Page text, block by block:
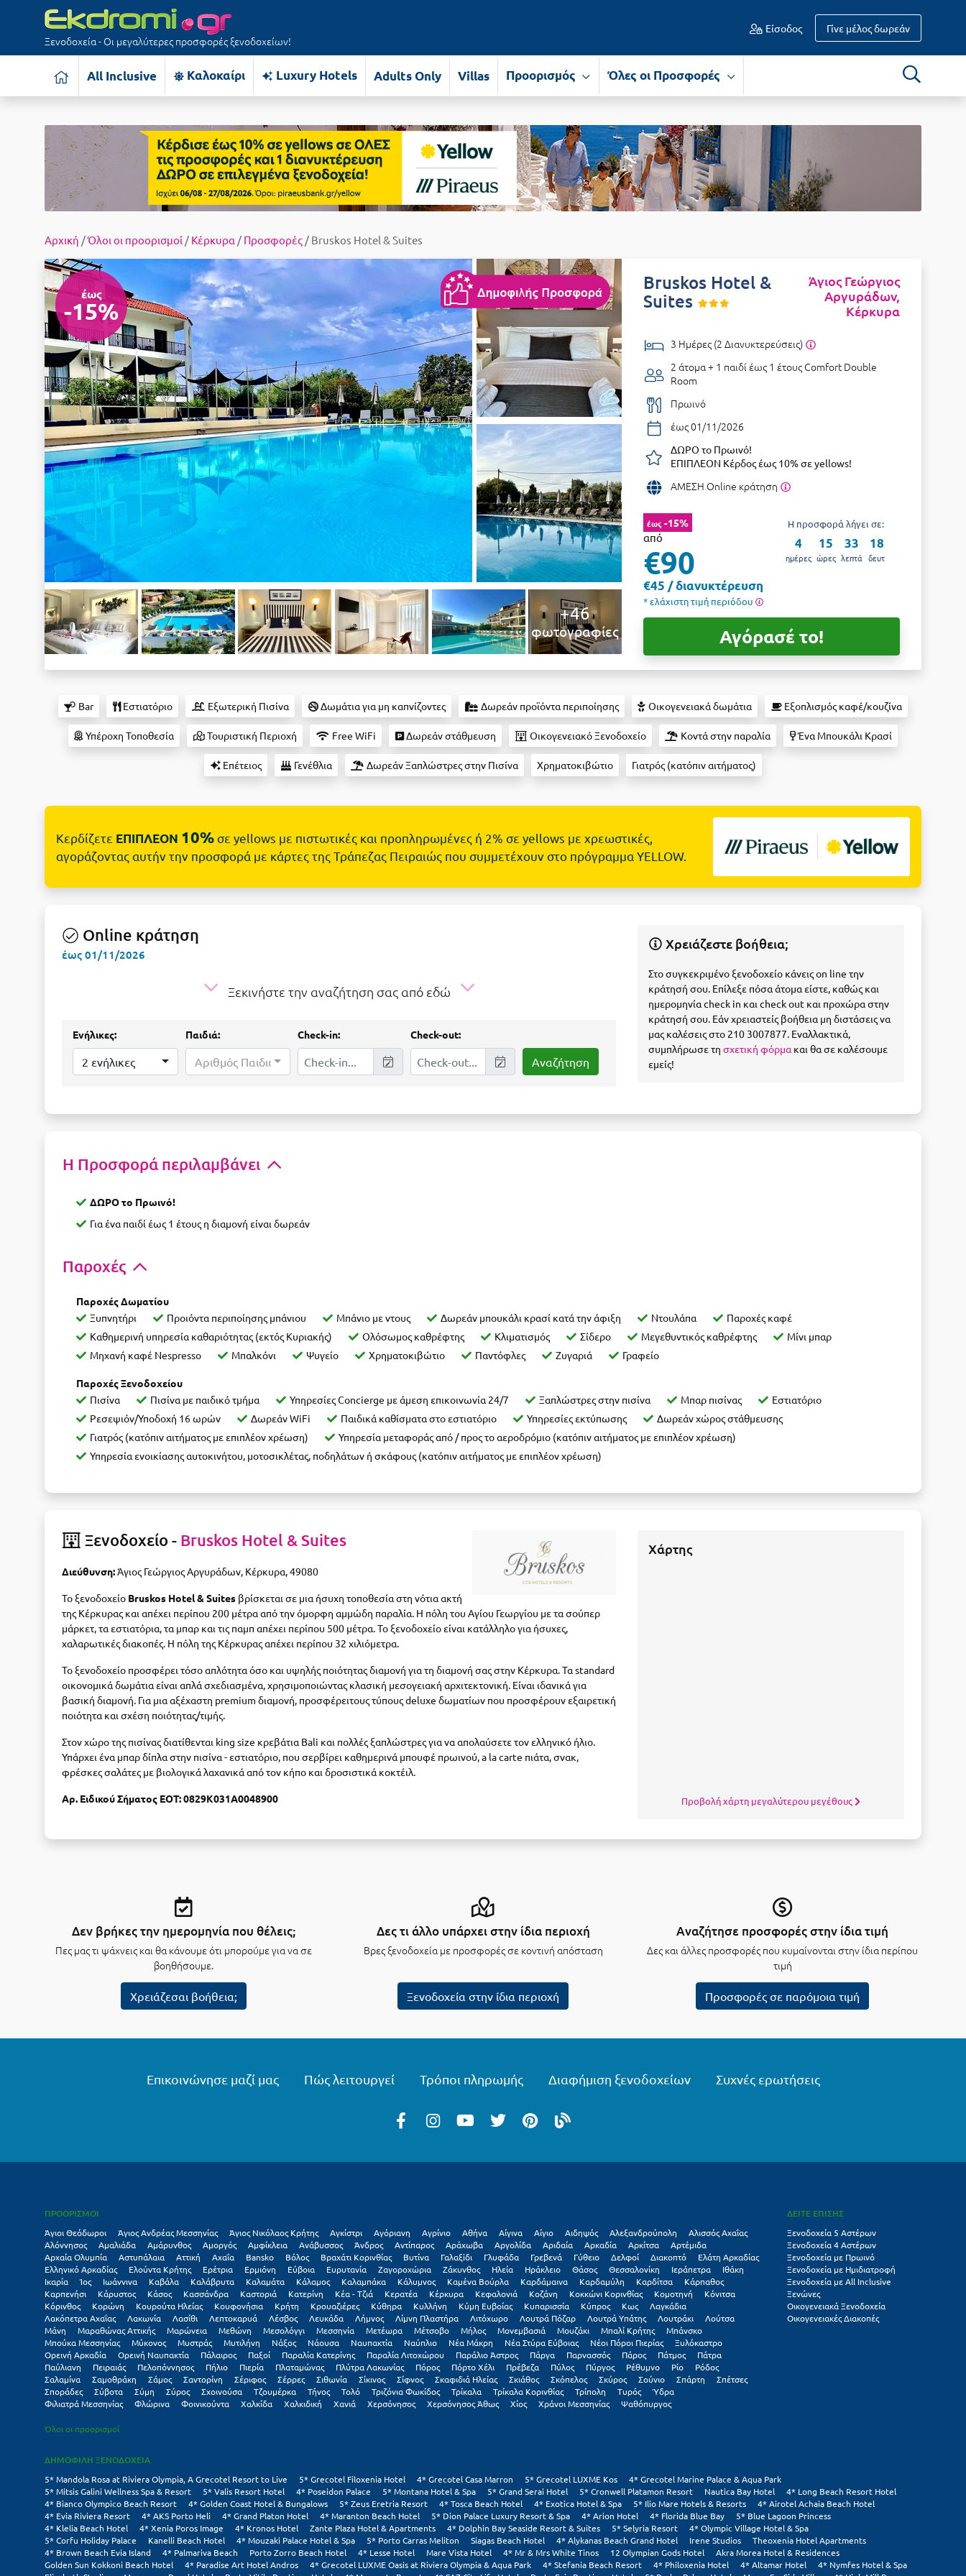
Ξενοδοχεία - Οι μεγαλύτερες προσφορές ξενοδοχείων!
Είσοδος Γίνε μέλος δωρεάν
All Inclusive Καλοκαίρι Luxury Hotels Adults Only Villas Προορισμός Όλες οι Προσφορές
Αρχική /Όλοι οι προορισμοί / Κέρκυρα / Προσφορές / Bruskos Hotel & Suites
έως
-15%
+46
φωτογραφίες
Bruskos Hotel &
Suites
Άγιος Γεώργιος
Αργυράδων,
Κέρκυρα
3 Ημέρες (2 Διανυκτερεύσεις)
2 άτομα + 1 παιδί έως 1 έτους Comfort Double
Room
Πρωινό
έως 01/11/2026
ΔΩΡΟ το Πρωινό!
ΕΠΙΠΛΕΟΝ Κέρδος έως 10% σε yellows!
ΑΜΕΣΗ Online κράτηση
έως -15%
από
€90
€45 / διανυκτέρευση
* ελάχιστη τιμή περιόδου
Η προσφορά λήγει σε:
4
ημέρες
15
ώρες
33
λεπτά
17
δευτ
Αγόρασέ το!
Bar Εστιατόριο Εξωτερική Πισίνα Δωμάτια για μη καπνίζοντες Δωρεάν προϊόντα περιποίησης Οικογενειακά δωμάτια Εξοπλισμός καφέ/κουζίνα
Υπέροχη Τοποθεσία Τουριστική Περιοχή Free WiFi Δωρεάν στάθμευση Οικογενειακό Ξενοδοχείο Κοντά στην παραλία Ένα Μπουκάλι Κρασί
Επέτειος Γενέθλια Δωρεάν Ξαπλώστρες στην Πισίνα Χρηματοκιβώτιο Γιατρός (κατόπιν αιτήματος)
Κερδίζετε ΕΠΙΠΛΕΟΝ 10%σε yellows με πιστωτικές και προπληρωμένες ή 2% σε yellows με χρεωστικές,
αγοράζοντας αυτήν την προσφορά με κάρτες της Τράπεζας Πειραιώς που συμμετέχουν στο πρόγραμμα YELLOW.
Online κράτηση
έως 01/11/2026
Ξεκινήστε την αναζήτηση σας από εδώ
Ενήλικες:
2 ενήλικες
Παιδιά:
Αριθμός Παιδιών...
Check-in: Check-out:
Χρειάζεστε βοήθεια;
Στο συγκεκριμένο ξενοδοχείο κάνεις on line την
κράτησή σου. Επίλεξε πόσα άτομα είστε, καθώς και
ημερομηνία check in και check out και προχώρα στην
κράτησή σου. Εάν χρειαστείς βοήθεια μη διστάσεις να
μας καλέσεις στο 210 3007877. Εναλλακτικά,
συμπλήρωσε τησχετική φόρμα και θα σε καλέσουμε
εμείς!
Η Προσφορά περιλαμβάνει
ΔΩΡΟ το Πρωινό!
Για ένα παιδί έως 1 έτους η διαμονή είναι δωρεάν
Παροχές
Παροχές Δωματίου
Ξυπνητήρι
Προιόντα περιποίησης μπάνιου Μπάνιο με ντους Δωρεάν μπουκάλι κρασί κατά την άφιξη Ντουλάπα
Παροχές καφέ
Καθημερινή υπηρεσία καθαριότητας (εκτός Κυριακής)
Ολόσωμος καθρέφτης Κλιματισμός Σίδερο Μεγεθυντικός καθρέφτης
Μίνι μπαρ
Μηχανή καφέ Nespresso
Μπαλκόνι Ψυγείο Χρηματοκιβώτιο Παντόφλες Ζυγαριά Γραφείο
Παροχές Ξενοδοχείου
Πισίνα
Πισίνα με παιδικό τμήμα Υπηρεσίες Concierge με άμεση επικοινωνία 24/7 Ξαπλώστρες στην πισίνα Μπαρ πισίνας
Εστιατόριο
Ρεσεψιόν/Υποδοχή 16 ωρών
Δωρεάν WiFi Παιδικά καθίσματα στο εστιατόριο Υπηρεσίες εκτύπωσης
Δωρεάν χώρος στάθμευσης
Γιατρός (κατόπιν αιτήματος με επιπλέον χρέωση)
Υπηρεσία μεταφοράς από / προς το αεροδρόμιο (κατόπιν αιτήματος με επιπλέον χρέωση)
Υπηρεσία ενοικίασης αυτοκινήτου, μοτοσικλέτας, ποδηλάτων ή σκάφους (κατόπιν αιτήματος με επιπλέον χρέωση)
Ξενοδοχείο - Bruskos Hotel & Suites
Διεύθυνση:Άγιος Γεώργιος Αργυράδων, Κέρκυρα, 49080
Το ξενοδοχείο Bruskos Hotel & Suites βρίσκεται σε μια ήσυχη τοποθεσία στη νότια ακτή
της Κέρκυρας και απέχει περίπου 200 μέτρα από την όμορφη αμμώδη παραλία. Η πόλη του Αγίου Γεωργίου με τα σούπερ
μάρκετ, τα εστιατόρια, τα μπαρ και τις παμπ απέχει περίπου 500 μέτρα. Το ξενοδοχείο είναι κατάλληλο για ήσυχες,
χαλαρωτικές διακοπές. Η πόλη της Κέρκυρας απέχει περίπου 32 χιλιόμετρα.
Το ξενοδοχείο προσφέρει τόσο απλότητα όσο και υψηλής ποιότητας διαμονή για τη διαμονή σας στην Κέρκυρα.Τα standard
οικονομικά δωμάτια είναι απλά σχεδιασμένα, χρησιμοποιώντας κλασική μεσογειακή αρχιτεκτονική. Είναι ιδανικά για
βασική διαμονή. Για μια αξέχαστη premium διαμονή, προσφέρειτους τύπους deluxe δωματίων που προσφέρουν εξαιρετική
ποιότητα και σχέση ποιότητας/τιμής.
Στον χώρο της πισίνας διατίθενται king size κρεβάτια Bali και πολλές ξαπλώστρες για να απολαύσετε τον ελληνικό ήλιο.
Υπάρχει ένα μπαρ δίπλα στην πισίνα - εστιατόριο, που σερβίρει καθημερινά μπουφέ πρωινού, a la carte πιάτα, σνακ,
φρέσκες σαλάτες με βιολογικά λαχανικά από τον κήπο και δροσιστικά κοκτέιλ.
Αρ. Ειδικού Σήματος ΕΟΤ:0829Κ031Α0048900
Χάρτης
Προβολή χάρτη μεγαλύτερου μεγέθους
Δεν βρήκες την ημερομηνία που θέλεις;
Πες μας τι ψάχνεις και θα κάνουμε ότι μπορούμε για να σε
βοηθήσουμε.
Χρειάζεσαι βοήθεια;
Δες τι άλλο υπάρχει στην ίδια περιοχή
Βρες ξενοδοχεία με προσφορές σε κοντινή απόσταση
Ξενοδοχεία στην ίδια περιοχή
Αναζήτησε προσφορές στην ίδια τιμή
Δες και άλλες προσφορές που κυμαίνονται στην ίδια περίπου
τιμή
Προσφορές σε παρόμοια τιμή
Επικοινώνησε μαζί μας Πώς λειτουργεί Τρόποι πληρωμής Διαφήμιση ξενοδοχείων Συχνές ερωτήσεις
ΠΡΟΟΡΙΣΜΟΙ
Άγιοι Θεόδωροι Άγιος Ανδρέας Μεσσηνίας Άγιος Νικόλαος Κρήτης Αγκίστρι Αγόριανη Αγρίνιο Αθήνα Αίγινα Αίγιο Αιδηψός Αλεξανδρούπολη
Αλισσός Αχαΐας
Αλόννησος
Αμαλιάδα Αμάρυνθος Αμοργός Αμφίκλεια Ανάβυσσος Άνδρος Αντίπαρος Αράχωβα Αργολίδα Αριδαία Αρκαδία Αρκίτσα
Αρτέμιδα
Αρχαία Ολυμπία
Αστυπάλαια Αττική Αχαΐα Βansko Βόλος Βραχάτι Κορινθίας Βυτίνα Γαλαξiδι Γλυφάδα Γρεβενά Γύθειο Δελφοί Διακοπτό
Ελάτη Αρκαδίας
Ελληνικό Αρκαδίας
Ελούντα Κρήτης Ερέτρια Ερμιόνη Εύβοια Ευρυτανία Ζαγοροχώρια Ζάκυνθος Ηλεία Ηράκλειο Θάσος Θεσσαλονίκη Ιεράπετρα
Ιθάκη
Ικαρία
Ίος Ιωάννινα Καβάλα Καλάβρυτα Καλαμάτα Κάλαμος Καλαμπάκα Κάλυμνος Καμένα Βούρλα Καρδάμαινα Καρδαμύλη Καρδίτσα
Κάρπαθος
Καρπενήσι
Κάρυστος Κάσος Κασσάνδρα Καστοριά Κατερίνη Κέα - Τζιά Κερατέα Κέρκυρα Κεφαλονιά Κοζάνη Κοκκώνι Κορινθίας Κομοτηνή
Κόνιτσα
Κόρινθος
Κορώνη Κουρούτα Ηλείας Κουφονήσια Κρήτη Κρουαζιέρες Κύθηρα Κυλλήνη Κύμη Ευβοίας Κυπαρισσία Κύπρος Κως
Λαγκάδια
Λακόπετρα Αχαΐας
Λακωνία Λασίθι Λεπτοκαρυά Λέσβος Λευκάδα Λήμνος Λίμνη Πλαστήρα Λιτόχωρο Λουτρά Πόζαρ Λουτρά Υπάτης Λουτράκι
Λούτσα
Μάνη
Μαραθώνας Αττικής Μαρώνεια Μεθώνη Μεσολόγγι Μεσσηνία Μετέωρα Μέτσοβο Μήλος Μονεμβασιά Μουζάκι Μπαλί Κρήτης
Μπάνσκο
Μπούκα Μεσσηνίας
Μύκονος Μυστράς Μυτιλήνη Νάξος Νάουσα Ναυπακτία Ναύπλιο Νέα Μάκρη Νέα Στύρα Εύβοιας Νέοι Πόροι Πιερίας
Ξυλόκαστρο
Ορεινή Αρκαδία
Ορεινή Ναυπακτία Πάλαιρος Παξοί Παραλία Κατερίνης Παραλία Λιτοχώρου Παράλιο Άστρος Πάργα Παρνασσός Πάρος Πάτμος
Πάτρα
Παύλιανη
Πειραιάς Πελοπόννησος Πήλιο Πιερία Πλαταμώνας Πλύτρα Λακωνίας Πόρος Πόρτο Χέλι Πρέβεζα Πύλος Πύργος Ρέθυμνο Ρίο
Ρόδος
Σαλαμίνα
Σαμοθράκη Σάμος Σαντορίνη Σέριφος Σέρρες Σιθωνία Σίκινος Σίφνος Σκαφιδιά Ηλείας Σκιάθος Σκόπελος Σκύρος Σούνιο Σπάρτη
Σπέτσες
Σποράδες
Σύβοτα Σύμη Σύρος Σχοινούσα Τζουμέρκα Τήνος Τολό Τριζόνια Φωκίδος Τρίκαλα Τρίκαλα Κορινθίας Τρίπολη Τυρός
Ύδρα
Φιλιατρά Μεσσηνίας
Φλώρινα Φοινικούντα Χαλκίδα Χαλκιδική Χανιά Χερσόνησος Χερσόνησος Άθως Χίος Χράνοι Μεσσηνίας Ψαθόπυργος
Όλοι οι προορισμοί
ΔΕΙΤΕ ΕΠΙΣΗΣ
Ξενοδοχεία 5 Αστέρων
Ξενοδοχεία 4 Αστέρων
Ξενοδοχεία με Πρωινό
Ξενοδοχεία με Ημιδιατροφή
Ξενοδοχεία με All Inclusive
Ξενώνες
Οικογενειακά Ξενοδοχεία
Οικογενειακές Διακοπές
ΔΗΜΟΦΙΛΗ ΞΕΝΟΔΟΧΕΙΑ
5* Mandola Rosa at Riviera Olympia, A Grecotel Resort to Live 5* Grecotel Filoxenia Hotel 4* Grecotel Casa Marron 5* Grecotel LUXME Kos
4* Grecotel Marine Palace & Aqua Park
5* Mitsis Galini Wellness Spa & Resort
5* Valis Resort Hotel 4* Poseidon Palace 5* Montana Hotel & Spa 5* Grand Serai Hotel 5* Cronwell Platamon Resort Nautica Bay Hotel
4* Long Beach Resort Hotel
4* Bianco Olympico Beach Resort
4* Golden Coast Hotel & Bungalows 5* Zeus Eretria Resort 4* Tosca Beach Hotel 4* Exotica Hotel & Spa 5* Ilio Mare Hotels & Resorts
4* Airotel Achaia Beach Hotel
4* Evia Riviera Resort
4* AKS Porto Heli 4* Grand Platon Hotel 4* Maranton Beach Hotel 5* Dion Palace Luxury Resort & Spa 4* Arion Hotel 4* Florida Blue Bay
5* Blue Lagoon Princess
4* Klelia Beach Hotel
4* Xenia Poros Image 4* Kronos Hotel Zante Plaza Hotel & Apartments 4* Dolphin Bay Seaside Resort & Suites 5* Selyria Resort
4* Olympic Village Hotel & Spa
5* Corfu Holiday Palace
Kanelli Beach Hotel 4* Mouzaki Palace Hotel & Spa 5* Porto Carras Meliton Siagas Beach Hotel 4* Alykanas Beach Grand Hotel Irene Studios
Theoxenia Hotel Apartments
4* Brown Beach Evia Island
4* Palmariva Beach Porto Zorro Beach Hotel 4* Lesse Hotel Mare Vista Hotel 4* Mr & Mrs White Tinos 12 Olympian Gods Hotel
Akra Morea Hotel & Residences
Golden Sun Kokkoni Beach Hotel
4* Paradise Art Hotel Andros 4* Grecotel LUXME Oasis at Riviera Olympia & Aqua Park 4* Stefania Beach Resort 4* Philoxenia Hotel 4* Altamar Hotel
4* Nymfes Hotel & Spa